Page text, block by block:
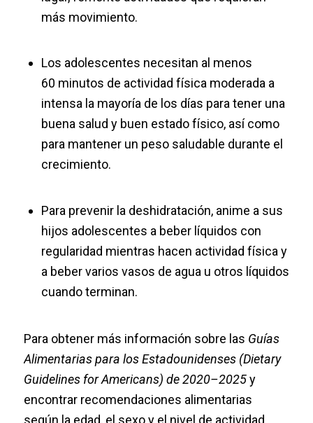
más movimiento.
Los adolescentes necesitan al menos
60 minutos de actividad física moderada a
intensa la mayoría de los días para tener una
buena salud y buen estado físico, así como
para mantener un peso saludable durante el
crecimiento.
Para prevenir la deshidratación, anime a sus
hijos adolescentes a beber líquidos con
regularidad mientras hacen actividad física y
a beber varios vasos de agua u otros líquidos
cuando terminan.
Para obtener más información sobre las Guías
Alimentarias para los Estadounidenses (Dietary
Guidelines for Americans) de 2020–2025y
encontrar recomendaciones alimentarias